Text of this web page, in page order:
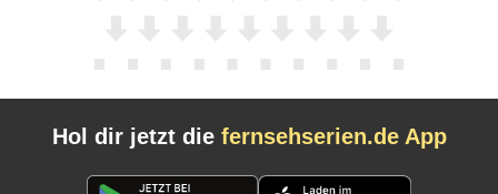
Hol dir jetzt die fernsehserien.de App